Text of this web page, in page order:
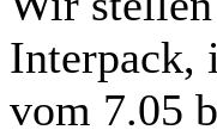
Interpack,
vom 7.05